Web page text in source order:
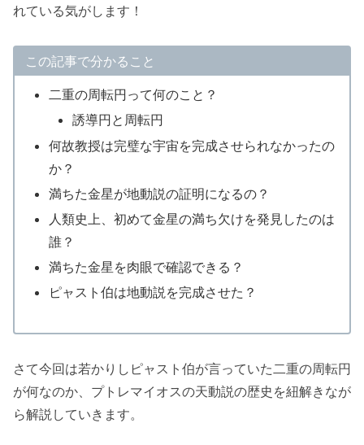
れている気がします！
この記事で分かること
二重の周転円って何のこと？
誘導円と周転円
何故教授は完璧な宇宙を完成させられなかったの
か？
満ちた金星が地動説の証明になるの？
人類史上、初めて金星の満ち欠けを発見したのは
誰？
満ちた金星を肉眼で確認できる？
ピャスト伯は地動説を完成させた？
さて今回は若かりしピャスト伯が言っていた二重の周転円
が何なのか、プトレマイオスの天動説の歴史を紐解きなが
ら解説していきます。